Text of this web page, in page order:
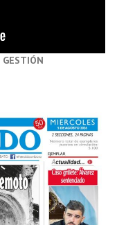
GESTIÓN